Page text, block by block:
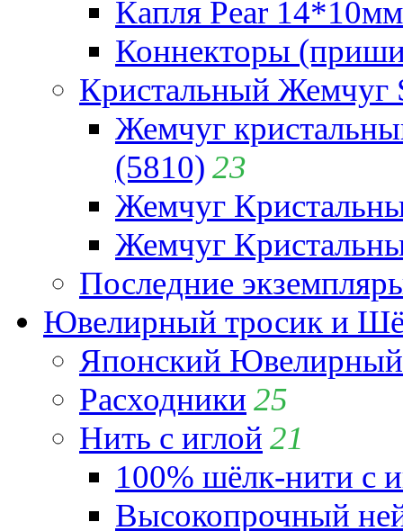
Капля Pear
Коннекторы
Кристальный Жемчуг
Жемчуг
(5810) 23
Жемчуг
Жемчуг
Последние
Ювелирный тросик и
Японский
Расходники 25
Нить с иглой 21
100% шёлк-нити с
Высокопрочный